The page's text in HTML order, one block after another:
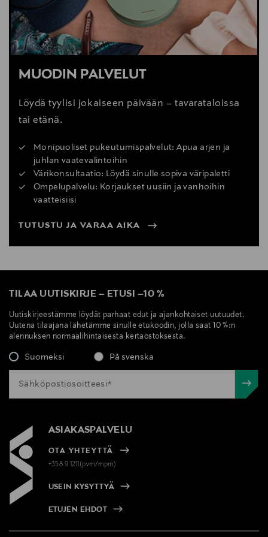
MUODIN PALVELUT
Löydä tyylisi jokaiseen päivään – tavarataloissa
tai etänä.
Monipuoliset pukeutumispalvelut: Apua arjen ja
juhlan vaatevalintoihin
Värikonsultaatio: Löydä sinulle sopiva väripaletti
Ompelupalvelu: Korjaukset uusiin ja vanhoihin
vaatteisiisi
TUTUSTU JA VARAA AIKA
TILAA UUTISKIRJE – ETUSI –10 %
Uutiskirjeestämme löydät parhaat edut ja ajankohtaiset uutuudet.
Uutena tilaajana lähetämme sinulle etukoodin, jolla saat 10 %:n
alennuksen normaalihintaisesta kertaostoksesta.
Suomeksi På svenska
ASIAKASPALVELU
OTA YHTEYTTÄ
+358 9 1211(pvm/mpm)
USEIN KYSYTTYÄ
ETUJEN EHDOT